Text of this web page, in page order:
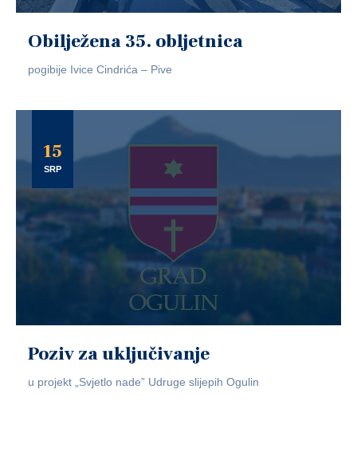
Obilježena 35. obljetnica
pogibije Ivice Cindrića – Pive
15
SRP
Poziv za uključivanje
u projekt „Svjetlo nade” Udruge slijepih Ogulin